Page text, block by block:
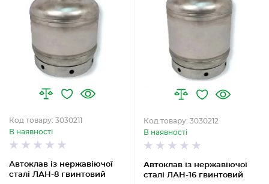
Автоклав із нержавіючої
сталі ЛАН-8 гвинтовий
Код товару: 3030211
В наявності
Автоклав із нержавіючої
сталі ЛАН-16 гвинтовий
Код товару: 3030212
В наявності